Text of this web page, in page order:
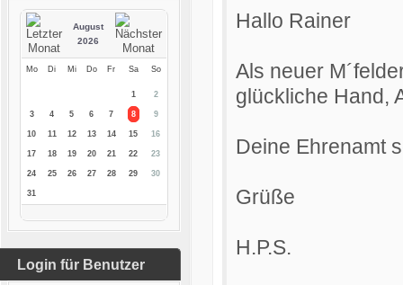
August
2026
Mo Di Mi Do Fr Sa So
1 2
3 4 5 6 7 8 9
10 11 12 13 14 15 16
17 18 19 20 21 22 23
24 25 26 27 28 29 30
31
Login für Benutzer
Hallo Rainer
Als neuer
glückliche Hand,
Deine Ehrenamt
Grüße
H.P.S.